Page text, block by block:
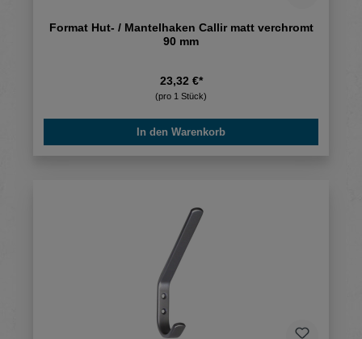
Format Hut- / Mantelhaken Callir matt verchromt
90 mm
23,32 €*
(pro 1 Stück)
In den Warenkorb